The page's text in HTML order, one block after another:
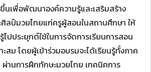
นเพื่อพัฒนาองค์ความรู้และเสริมสร้าง
ลป์มวยไทยแก่ครูผู้สอนในสถานศึกษา ให้
ปประยุกต์ใช้ในการจัดการเรียนการสอน
สม โดยผู้เข้าร่วมอบรมจะได้เรียนรู้ทั้งภาค
านการฝึกทักษะมวยไทย เทคนิคการ